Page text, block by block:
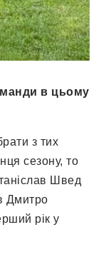
в цьому
з тих
сезону, то
Швед
Дмитро
рік у